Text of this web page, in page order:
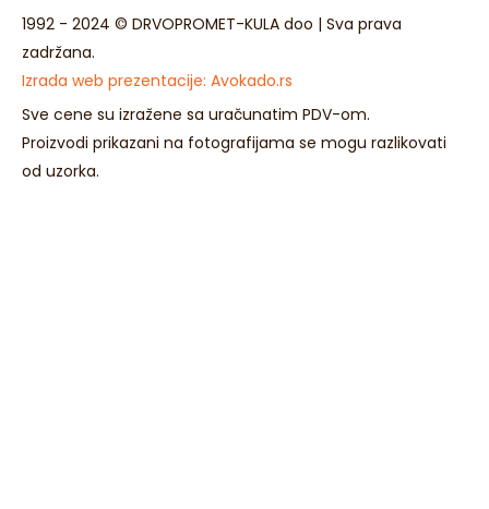
1992 - 2024 © DRVOPROMET-KULA doo | Sva prava
zadržana.
Izrada web prezentacije: Avokado.rs
Sve cene su izražene sa uračunatim PDV-om.
Proizvodi prikazani na fotografijama se mogu razlikovati
od uzorka.